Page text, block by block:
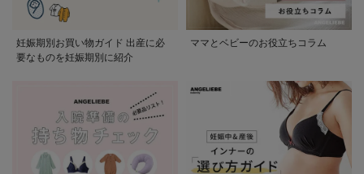
妊娠期別お買い物ガイド 出産に必
要なものを妊娠期別に紹介
ママとベビーのお役立ちコラム